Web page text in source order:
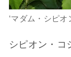
‘マダム・シピ
シピオン・コ